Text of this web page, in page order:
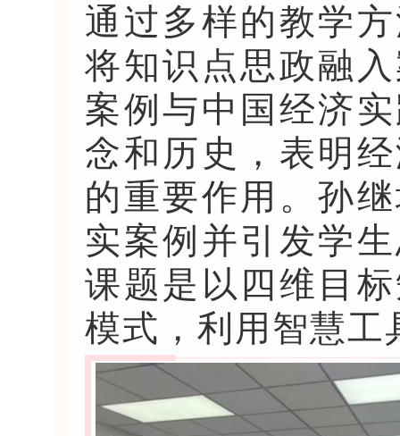
通过多样的教学
将知识点思政融
案例与中国经济
念和历史，表明
的重要作用。孙
实案例并引发学
课题是以四维目
模式，利用智慧工